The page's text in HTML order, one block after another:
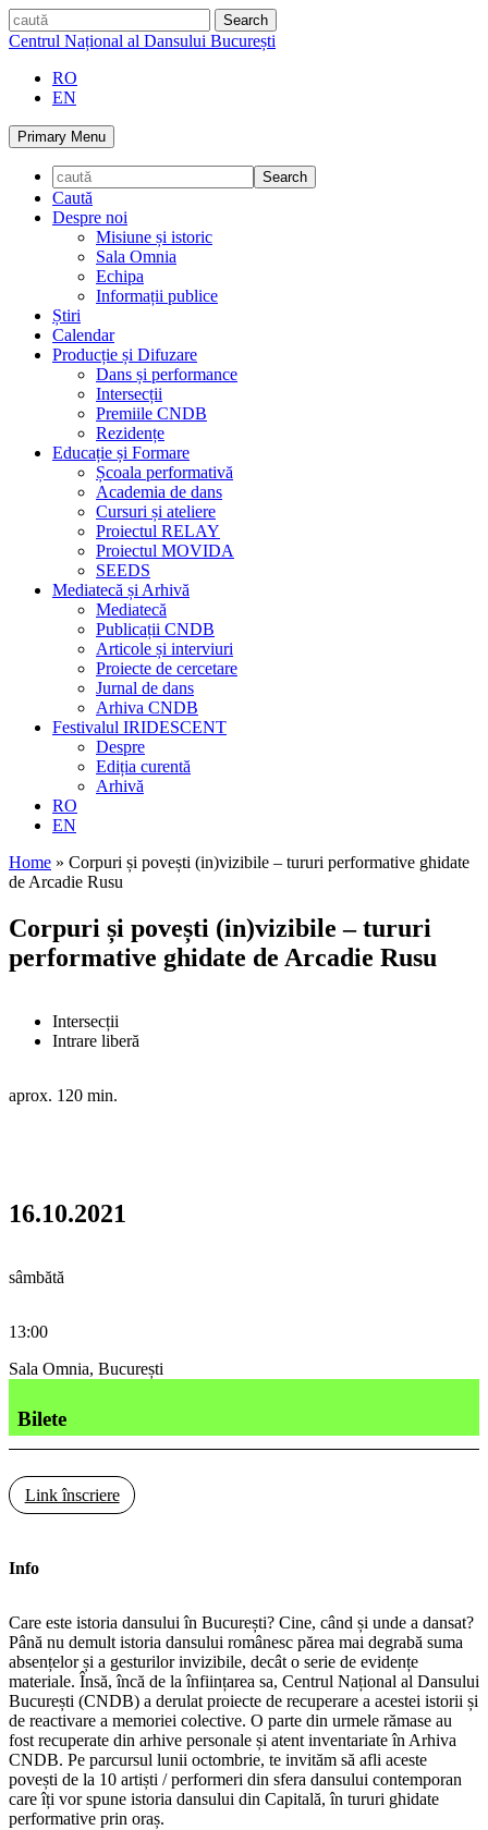
Skip
to
caută
Centrul Național al Dansului București
RO
EN
Primary Menu
Caută
Despre noi
Misiune și istoric
Sala Omnia
Echipa
Informații publice
Știri
Calendar
Producție și Difuzare
Dans și performance
Intersecții
Premiile CNDB
Rezidențe
Educație și Formare
Școala performativă
Academia de dans
Cursuri și ateliere
Proiectul RELAY
Proiectul MOVIDA
SEEDS
Mediatecă și Arhivă
Mediatecă
Publicații CNDB
Articole și interviuri
Proiecte de cercetare
Jurnal de dans
Arhiva CNDB
Festivalul IRIDESCENT
Despre
Ediția curentă
Arhivă
RO
EN
Home » Corpuri și povești (in)vizibile – tururi performative ghidate
de Arcadie Rusu
Corpuri și povești (in)vizibile – tururi
performative ghidate de Arcadie Rusu
Intersecții
Intrare liberă
aprox. 120 min.
16.10.2021
sâmbătă
13:00
Sala Omnia, București
Bilete
Link înscriere
Info
Care este istoria dansului în București? Cine, când și unde a dansat?
Până nu demult istoria dansului românesc părea mai degrabă suma
absențelor și a gesturilor invizibile, decât o serie de evidențe
materiale. Însă, încă de la înființarea sa, Centrul Național al Dansului
București (CNDB) a derulat proiecte de recuperare a acestei istorii și
de reactivare a memoriei colective. O parte din urmele rămase au
fost recuperate din arhive personale și atent inventariate în Arhiva
CNDB. Pe parcursul lunii octombrie, te invităm să afli aceste
povești de la 10 artiști / performeri din sfera dansului contemporan
care îți vor spune istoria dansului din Capitală, în tururi ghidate
performative prin oraș.